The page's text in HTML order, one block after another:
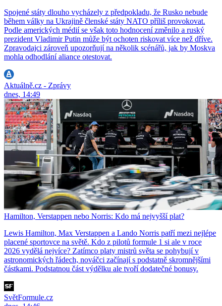
Spojené státy dlouho vycházely z předpokladu, že Rusko nebude
během války na Ukrajině členské státy NATO příliš provokovat.
Podle amerických médií se však toto hodnocení změnilo a ruský
prezident Vladimir Putin může být ochoten riskovat více než dříve.
Zpravodajci zároveň upozorňují na několik scénářů, jak by Moskva
mohla odhodlání aliance otestovat.
Aktuálně.cz - Zprávy
dnes, 14:49
Hamilton, Verstappen nebo Norris: Kdo má nejvyšší plat?
Lewis Hamilton, Max Verstappen a Lando Norris patří mezi nejlépe
placené sportovce na světě. Kdo z pilotů formule 1 si ale v roce
2026 vydělá nejvíce? Zatímco platy mistrů světa se pohybují v
astronomických řádech, nováčci začínají s podstatně skromnějšími
částkami. Podstatnou část výdělku ale tvoří dodatečné bonusy.
SvětFormule.cz